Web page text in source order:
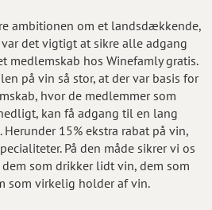
ambitionen om et landsdækkende,
det vigtigt at sikre alle adgang
medlemskab hos Winefamly gratis.
på vin så stor, at der var basis for
hvor de medlemmer som
kan få adgang til en lang
15% ekstra rabat på vin,
På den måde sikrer vi os
som drikker lidt vin, dem som
som virkelig holder af vin.